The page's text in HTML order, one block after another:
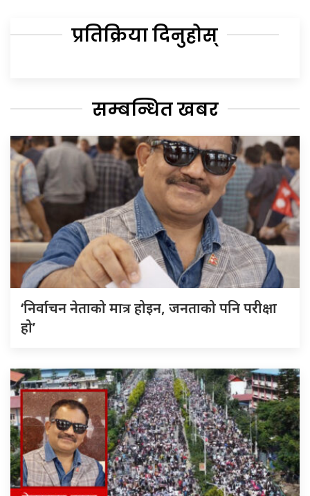
प्रतिक्रिया दिनुहोस्
सम्बन्धित खबर
‘निर्वाचन नेताको मात्र होइन, जनताको पनि परीक्षा
हो’